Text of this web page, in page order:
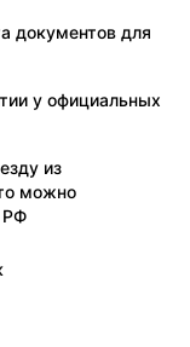
документов для
у официальных
из
можно
РФ